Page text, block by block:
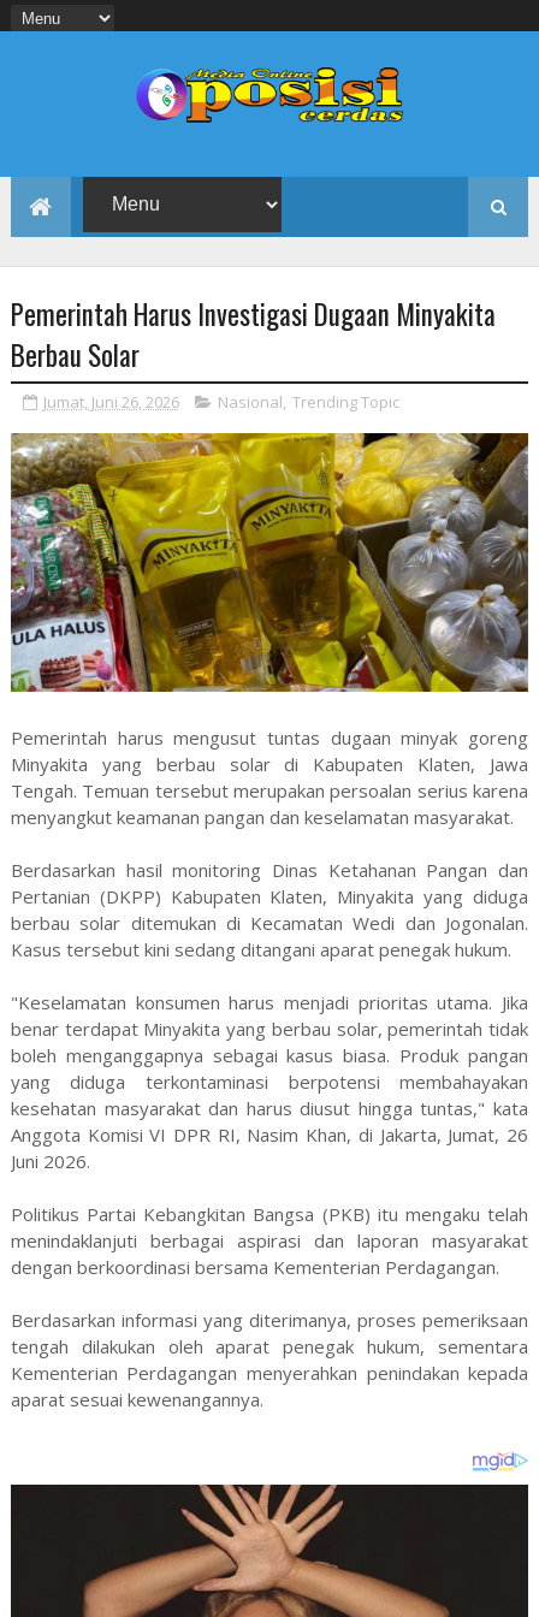
Pemerintah Harus Investigasi Dugaan Minyakita
Berbau Solar
Jumat, Juni 26, 2026 Nasional, Trending Topic
Pemerintah harus mengusut tuntas dugaan minyak goreng
Minyakita yang berbau solar di Kabupaten Klaten, Jawa
Tengah. Temuan tersebut merupakan persoalan serius karena
menyangkut keamanan pangan dan keselamatan masyarakat.
Berdasarkan hasil monitoring Dinas Ketahanan Pangan dan
Pertanian (DKPP) Kabupaten Klaten, Minyakita yang diduga
berbau solar ditemukan di Kecamatan Wedi dan Jogonalan.
Kasus tersebut kini sedang ditangani aparat penegak hukum.
"Keselamatan konsumen harus menjadi prioritas utama. Jika
benar terdapat Minyakita yang berbau solar, pemerintah tidak
boleh menganggapnya sebagai kasus biasa. Produk pangan
yang diduga terkontaminasi berpotensi membahayakan
kesehatan masyarakat dan harus diusut hingga tuntas," kata
Anggota Komisi VI DPR RI, Nasim Khan, di Jakarta, Jumat, 26
Juni 2026.
Politikus Partai Kebangkitan Bangsa (PKB) itu mengaku telah
menindaklanjuti berbagai aspirasi dan laporan masyarakat
dengan berkoordinasi bersama Kementerian Perdagangan.
Berdasarkan informasi yang diterimanya, proses pemeriksaan
tengah dilakukan oleh aparat penegak hukum, sementara
Kementerian Perdagangan menyerahkan penindakan kepada
aparat sesuai kewenangannya.